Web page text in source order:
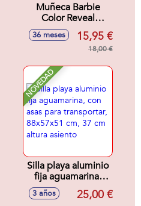
Muñeca Barbie
Color Reveal
Sirenas 32x8x8 cm
36 meses 15,95 €
18,00 €
NOVEDAD
Silla playa aluminio
fija aguamarina,
con asas para
transportar,
3 años 25,00 €